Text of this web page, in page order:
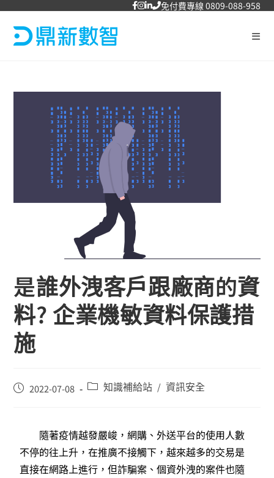
免付費專線 0809-088-958
是誰外洩客戶跟廠商的資
料? 企業機敏資料保護措
施
2022-07-08 知識補給站 / 資訊安全
隨著疫情越發嚴峻，網購、外送平台的使用人數
不停的往上升，在推廣不接觸下，越來越多的交易是
直接在網路上進行，但詐騙案、個資外洩的案件也隨